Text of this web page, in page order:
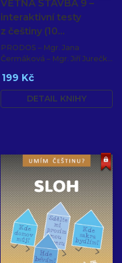
VĚTNÁ STAVBA 9 –
interaktivní testy
z češtiny (10…
PRODOS – Mgr. Jana
Čermáková – Mgr. Jiří Jurečka
199 Kč
DETAIL KNIHY